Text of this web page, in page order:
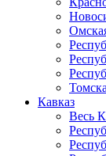
Кавказ
Весь